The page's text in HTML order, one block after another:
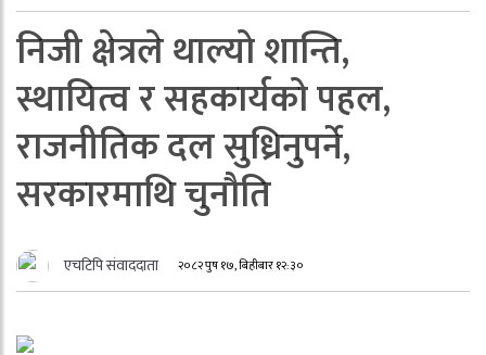
निजी क्षेत्रले थाल्यो शान्ति,
स्थायित्व र सहकार्यको पहल,
राजनीतिक दल सुध्रिनुपर्ने,
सरकारमाथि चुनौति
एचटिपि संवाददाता २०८२ पुष १७, बिहीबार १२:३०